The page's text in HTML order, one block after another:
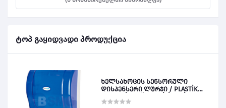
ტოპ გაყიდვადი პროდუქცია
ხელსახოცის სენსორული
დისპენსერი ლურჯი / PLASTİK